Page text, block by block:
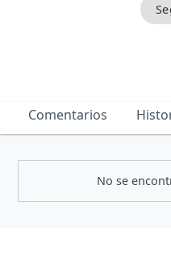
Comentarios
No se